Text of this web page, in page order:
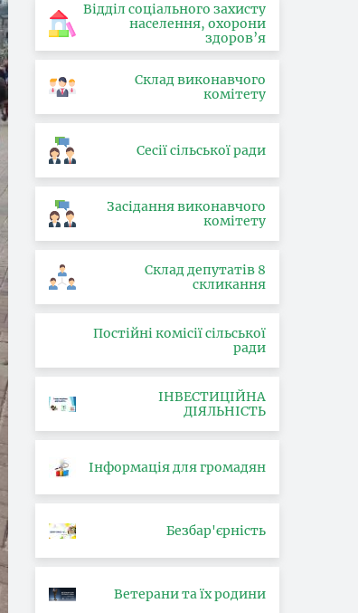
Відділ соціального захисту
населення, охорони
здоров’я
Склад виконавчого
комітету
Сесії сільської ради
Засідання виконавчого
комітету
Склад депутатів 8
скликання
Постійні комісії сільської
ради
ІНВЕСТИЦІЙНА
ДІЯЛЬНІСТЬ
Інформація для громадян
Безбар'єрність
Ветерани та їх родини